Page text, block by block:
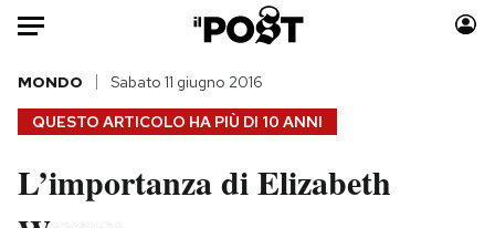
Auto
HOME
Italia
Moda
QUESTO ARTICOLO HA PIÙ DI 10 ANNI
MONDO Sabato 11 giugno 2016
L’importanza di Elizabeth